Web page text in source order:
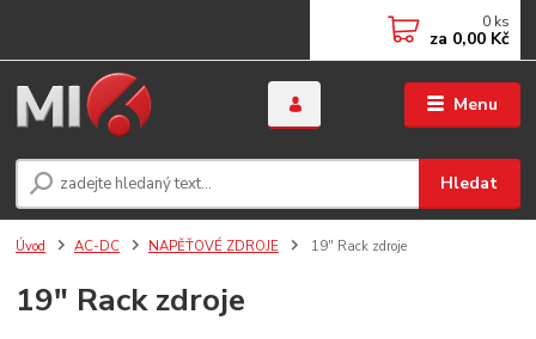
Menu
Hledat
0 ks
za 0,00 Kč
Úvod AC-DC NAPĚŤOVÉ ZDROJE 19" Rack zdroje
19" Rack zdroje